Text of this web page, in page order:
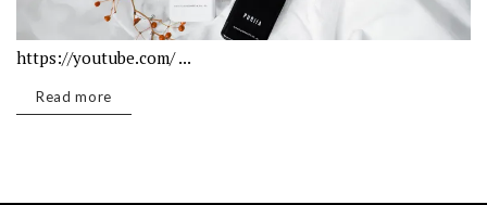
https://youtube.com/ ...
Read more